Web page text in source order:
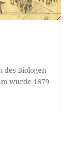
Biologen
wurde 1879